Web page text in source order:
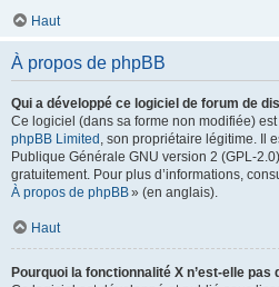
Haut
À propos de phpBB
Qui a développé ce logiciel de forum de
Ce logiciel (dans sa forme non modifiée)
phpBB Limited , son propriétaire légitime. Il
Publique Générale GNU version 2 (GPL-
gratuitement. Pour plus d’informations,
À propos de phpBB» (en anglais).
Haut
Pourquoi la fonctionnalité X n’est-elle pas